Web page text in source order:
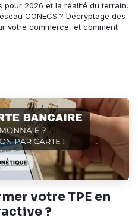
pour 2026 et la réalité du terrain,
CONECS ? Décryptage des
votre commerce, et comment
votre TPE en
?